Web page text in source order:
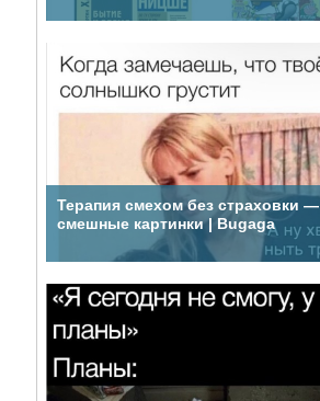
Терапия смехом без страховки —
смешные картинки | Bugaga